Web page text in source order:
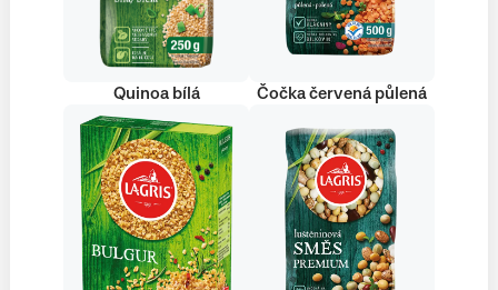
Quinoa bílá Čočka červená půlená